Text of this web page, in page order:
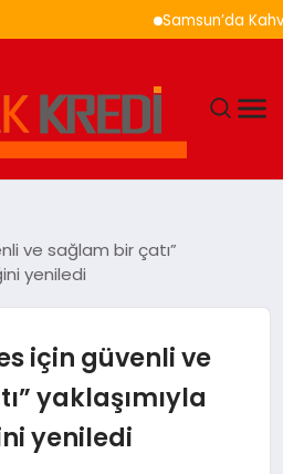
Samsun’da Kahvaltı
ve sağlam bir çatı”
yeniledi
için güvenli ve
yaklaşımıyla
yeniledi